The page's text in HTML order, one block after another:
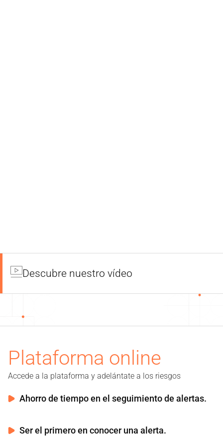
Descubre nuestro vídeo
Plataforma online
Accede a la plataforma y adelántate a los riesgos
Ahorro de tiempo en el seguimiento de alertas.
Ser el primero en conocer una alerta.